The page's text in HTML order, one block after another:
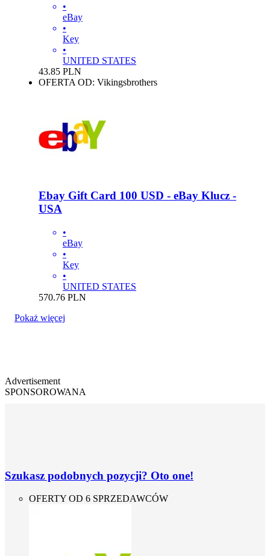
•
eBay
•
Key
•
UNITED STATES
43.85 PLN
OFERTA OD: Vikingsbrothers
Ebay Gift Card 100 USD - eBay Klucz -
USA
•
eBay
•
Key
•
UNITED STATES
570.76 PLN
Pokaż więcej
Advertisement
SPONSOROWANA
Szukasz podobnych pozycji? Oto one!
OFERTY OD 6 SPRZEDAWCÓW